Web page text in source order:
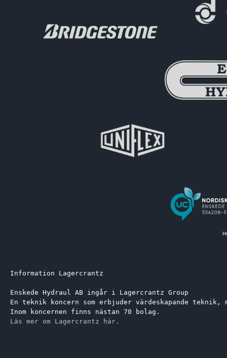
Information Lagercrantz
Enskede Hydraul AB ingår i Lagercrantz Group
En teknik koncern som erbjuder värdeskapande
Inom koncernen finns nästan 70 bolag.
Läs mer om Lagercrantz här.